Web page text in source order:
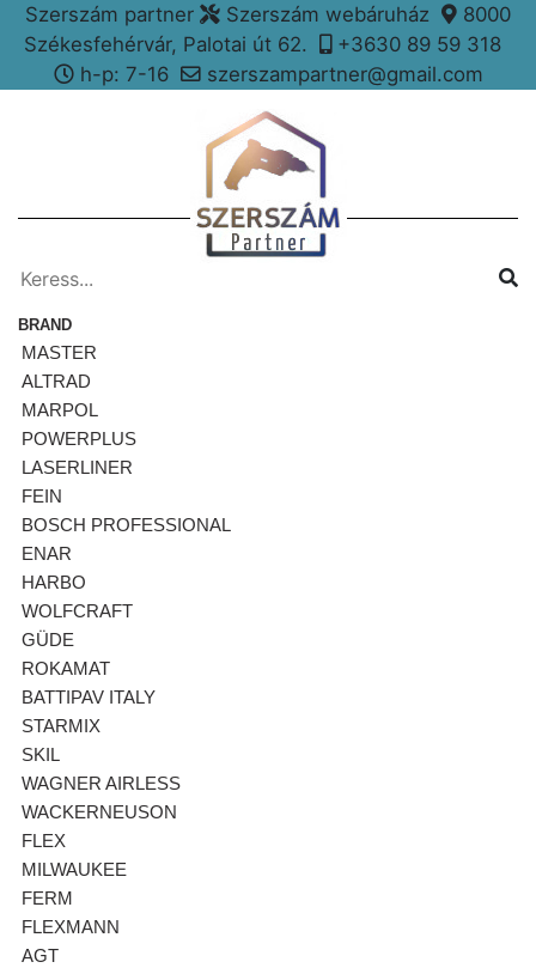
Szerszám partner Szerszám webáruház
8000
Székesfehérvár, Palotai út 62.
+3630 89 59 318
h-p: 7-16
szerszampartner@gmail.com
BRAND
MASTER
ALTRAD
MARPOL
POWERPLUS
LASERLINER
FEIN
BOSCH PROFESSIONAL
ENAR
HARBO
WOLFCRAFT
GÜDE
ROKAMAT
BATTIPAV ITALY
STARMIX
SKIL
WAGNER AIRLESS
WACKERNEUSON
FLEX
MILWAUKEE
FERM
FLEXMANN
AGT